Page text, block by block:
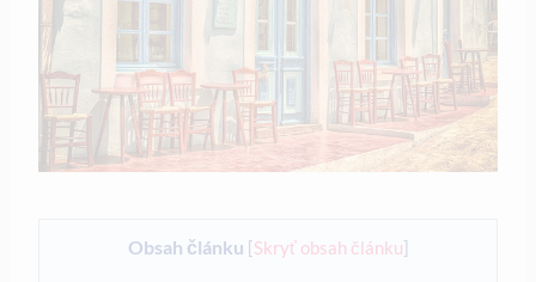
Obsah článku [Skryť obsah článku]